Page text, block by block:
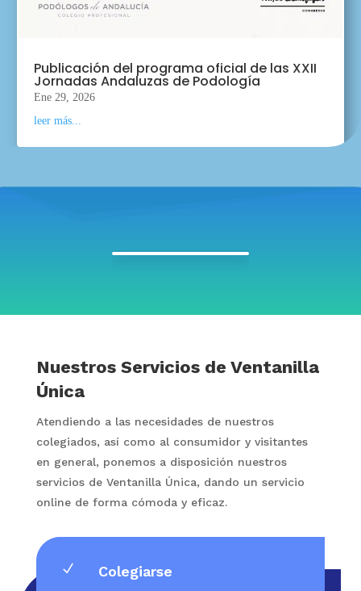
Publicación del programa oficial de las XXII
Jornadas Andaluzas de Podología
Ene 29, 2026
leer más...
Nuestros Servicios de Ventanilla
Única
Atendiendo a las necesidades de nuestros
colegiados, así como al consumidor y visitantes
en general, ponemos a disposición nuestros
servicios de Ventanilla Única, dando un servicio
online de forma cómoda y eficaz.
N Colegiarse